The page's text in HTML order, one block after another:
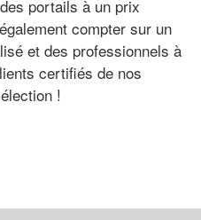
portails à un prix
compter sur un
et des professionnels à
certifiés de nos
!